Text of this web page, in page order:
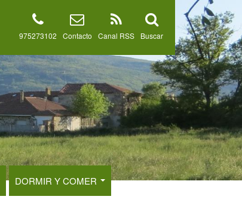
Buscar
Canal RSS
Contacto
975273102
DORMIR Y COMER